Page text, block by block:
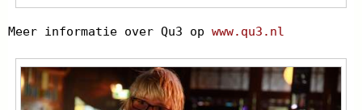
Meer informatie over Qu3 op www.qu3.nl